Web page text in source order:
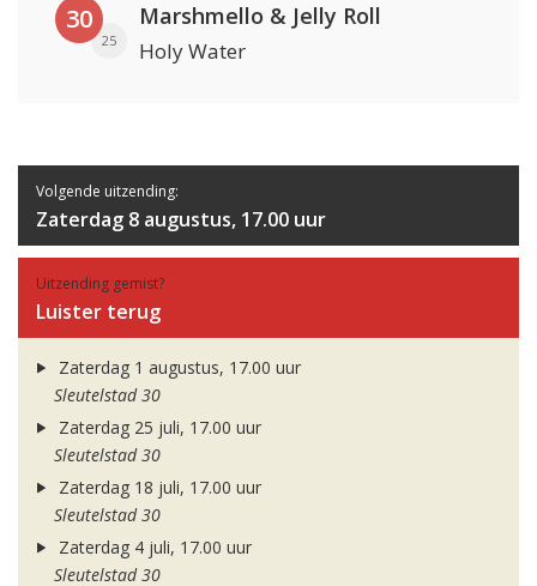
30
25
Marshmello & Jelly Roll
Holy Water
Volgende uitzending:
Zaterdag 8 augustus, 17.00 uur
Uitzending gemist?
Luister terug
Zaterdag 1 augustus, 17.00 uur
Sleutelstad 30
Zaterdag 25 juli, 17.00 uur
Sleutelstad 30
Zaterdag 18 juli, 17.00 uur
Sleutelstad 30
Zaterdag 4 juli, 17.00 uur
Sleutelstad 30